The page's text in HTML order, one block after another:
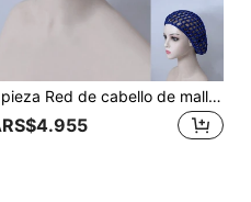
1 pieza Red de cabello de malla elástica y transpirable de ganchillo para mujer, gorro de vórtice de punto, accesorio de cubierta de cabello para dormir para mujer